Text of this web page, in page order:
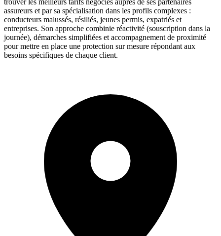
assureurs et par sa spécialisation dans les profils complexes :
conducteurs malussés, résiliés, jeunes permis, expatriés et
entreprises. Son approche combinie réactivité (souscription dans la
journée), démarches simplifiées et accompagnement de proximité
pour mettre en place une protection sur mesure répondant aux
besoins spécifiques de chaque client.